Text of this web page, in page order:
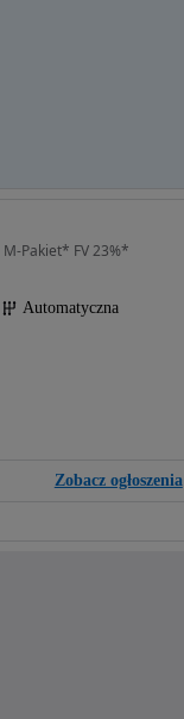
Pakiet* FV 23%*
Automatyczna
Zobacz ogłoszenia